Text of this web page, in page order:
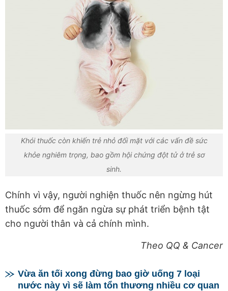
Khói thuốc còn khiến trẻ nhỏ đối mặt với các vấn đề sức
khỏe nghiêm trọng, bao gồm hội chứng đột tử ở trẻ sơ
sinh.
Chính vì vậy, người nghiện thuốc nên ngừng hút
thuốc sớm để ngăn ngừa sự phát triển bệnh tật
cho người thân và cả chính mình.
Theo QQ & Cancer
Vừa ăn tối xong đừng bao giờ uống 7 loại
nước này vì sẽ làm tổn thương nhiều cơ quan